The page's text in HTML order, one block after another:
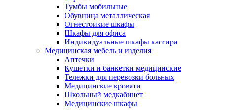
Тумбы мобильные
Обувница металлическая
Огнестойкие шкафы
Шкафы для офиса
Индивидуальные шкафы кассира
Медицинская мебель и изделия
Аптечки
Кушетки и банкетки медицинские
Тележки для перевозки больных
Медицинские кровати
Школьный медкабинет
Медицинские шкафы